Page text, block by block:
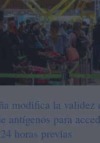
modifica la validez
antígenos para
horas previas